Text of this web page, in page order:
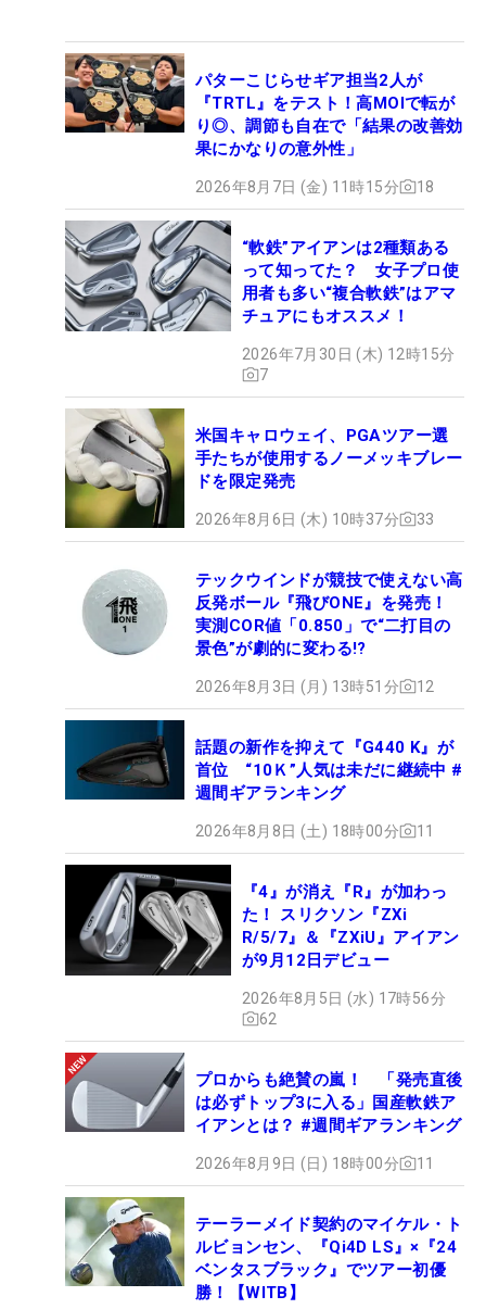
パターこじらせギア担当2人が
『TRTL』をテスト！高MOIで転が
り◎、調節も自在で「結果の改善効
果にかなりの意外性」
2026年8月7日 (金) 11時15分 18
“軟鉄”アイアンは2種類ある
って知ってた？ 女子プロ使
用者も多い“複合軟鉄”はアマ
チュアにもオススメ！
2026年7月30日 (木) 12時15分
7
米国キャロウェイ、PGAツアー選
手たちが使用するノーメッキブレー
ドを限定発売
2026年8月6日 (木) 10時37分 33
テックウインドが競技で使えない高
反発ボール『飛びONE』を発売！
実測COR値「0.850」で“二打目の
景色”が劇的に変わる!?
2026年8月3日 (月) 13時51分 12
話題の新作を抑えて『G440 K』が
首位 “10Ｋ”人気は未だに継続中 #
週間ギアランキング
2026年8月8日 (土) 18時00分 11
『4』が消え『R』が加わっ
た！ スリクソン『ZXi
R/5/7』＆『ZXiU』アイアン
が9月12日デビュー
2026年8月5日 (水) 17時56分
62
プロからも絶賛の嵐！ 「発売直後
は必ずトップ3に入る」国産軟鉄ア
イアンとは？ #週間ギアランキング
2026年8月9日 (日) 18時00分 11
テーラーメイド契約のマイケル・ト
ルビョンセン、『Qi4D LS』×『24
ベンタスブラック』でツアー初優
勝！【WITB】